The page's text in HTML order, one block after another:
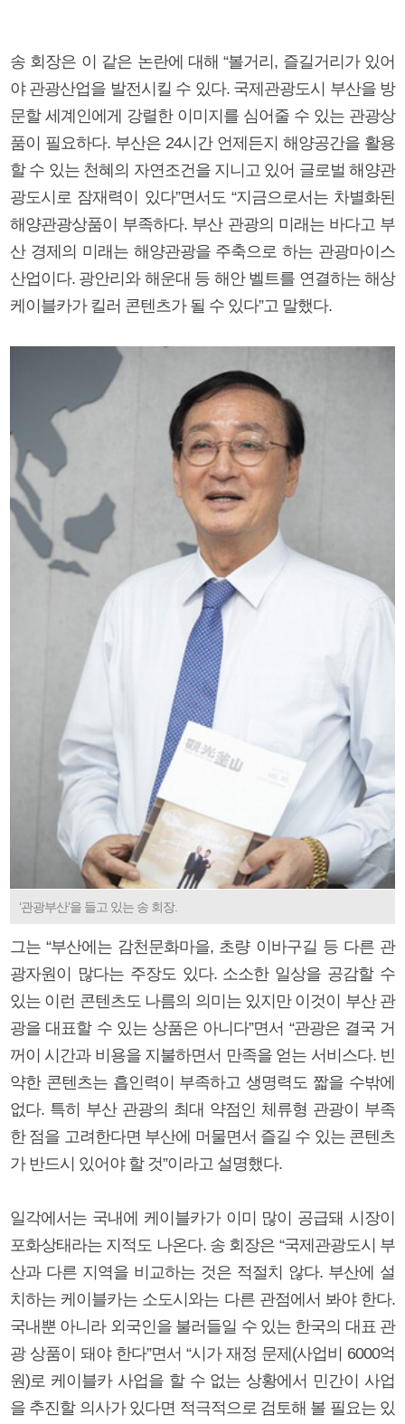
송 회장은 이 같은 논란에 대해 “볼거리, 즐길거리가 있어
야 관광산업을 발전시킬 수 있다. 국제관광도시 부산을 방
문할 세계인에게 강렬한 이미지를 심어줄 수 있는 관광상
품이 필요하다. 부산은 24시간 언제든지 해양공간을 활용
할 수 있는 천혜의 자연조건을 지니고 있어 글로벌 해양관
광도시로 잠재력이 있다”면서도 “지금으로서는 차별화된
해양관광상품이 부족하다. 부산 관광의 미래는 바다고 부
산 경제의 미래는 해양관광을 주축으로 하는 관광마이스
산업이다. 광안리와 해운대 등 해안 벨트를 연결하는 해상
케이블카가 킬러 콘텐츠가 될 수 있다”고 말했다.
‘관광부산’을 들고 있는 송 회장.
그는 “부산에는 감천문화마을, 초량 이바구길 등 다른 관
광자원이 많다는 주장도 있다. 소소한 일상을 공감할 수
있는 이런 콘텐츠도 나름의 의미는 있지만 이것이 부산 관
광을 대표할 수 있는 상품은 아니다”면서 “관광은 결국 거
꺼이 시간과 비용을 지불하면서 만족을 얻는 서비스다. 빈
약한 콘텐츠는 흡인력이 부족하고 생명력도 짧을 수밖에
없다. 특히 부산 관광의 최대 약점인 체류형 관광이 부족
한 점을 고려한다면 부산에 머물면서 즐길 수 있는 콘텐츠
가 반드시 있어야 할 것”이라고 설명했다.
일각에서는 국내에 케이블카가 이미 많이 공급돼 시장이
포화상태라는 지적도 나온다. 송 회장은 “국제관광도시 부
산과 다른 지역을 비교하는 것은 적절치 않다. 부산에 설
치하는 케이블카는 소도시와는 다른 관점에서 봐야 한다.
국내뿐 아니라 외국인을 불러들일 수 있는 한국의 대표 관
광 상품이 돼야 한다”면서 “시가 재정 문제(사업비 6000억
원)로 케이블카 사업을 할 수 없는 상황에서 민간이 사업
을 추진할 의사가 있다면 적극적으로 검토해 볼 필요는 있